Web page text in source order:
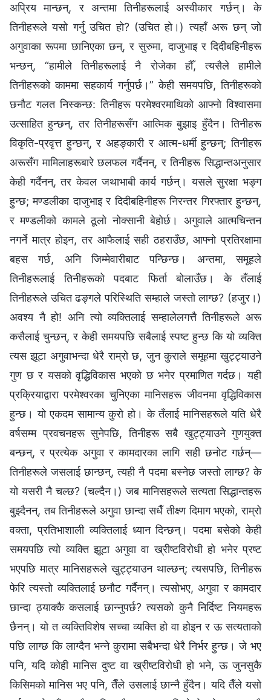
अप्रिय मान्छन्, र अन्तमा तिनीहरूलाई अस्वीकार गर्छन्। के
तिनीहरूले यसो गर्नु उचित हो? (उचित हो।) त्यहाँ अरू छन् जो
अगुवाका रूपमा छानिएका छन्, र सुरुमा, दाजुभाइ र दिदीबहिनीहरू
भन्छन्, “हामीले तिनीहरूलाई नै रोजेका हौँ, त्यसैले हामीले
तिनीहरूको काममा सहकार्य गर्नुपर्छ।” केही समयपछि, तिनीहरूको
छनौट गलत निस्कन्छ: तिनीहरू परमेश्‍वरमाथिको आफ्नो विश्‍वासमा
उत्साहित हुन्छन्, तर तिनीहरूसँग आत्मिक बुझाइ हुँदैन। तिनीहरू
विकृति-प्रवृत्त हुन्छन्, र अहङ्कारी र आत्म-धर्मी हुन्छन्; तिनीहरू
अरूसँग मामिलाहरूबारे छलफल गर्दैनन्, र तिनीहरू सिद्धान्तअनुसार
केही गर्दैनन्, तर केवल जथाभाबी कार्य गर्छन्। यसले सुरक्षा भङ्ग
हुन्छ; मण्डलीका दाजुभाइ र दिदीबहिनीहरू निरन्तर गिरफ्तार हुन्छन्,
र मण्डलीको कामले ठूलो नोक्सानी बेहोर्छ। अगुवाले आत्मचिन्तन
नगर्ने मात्र होइन, तर आफैलाई सही ठहराउँछ, आफ्नो प्रतिरक्षामा
बहस गर्छ, अनि जिम्मेवारीबाट पन्छिन्छ। अन्तमा, समूहले
तिनीहरूलाई तिनीहरूको पदबाट फिर्ता बोलाउँछ। के तँलाई
तिनीहरूले उचित ढङ्गले परिस्थिति सम्हाले जस्तो लाग्छ? (हजुर।)
अवश्य नै हो! अनि त्यो व्यक्तिलाई सम्हालेलगत्तै तिनीहरूले अरू
कसैलाई चुन्छन्, र केही समयपछि सबैलाई स्पष्ट हुन्छ कि यो व्यक्ति
त्यस झूटा अगुवाभन्दा धेरै राम्रो छ, जुन कुराले समूहमा खुट्ट्याउने
गुण छ र यसको वृद्धिविकास भएको छ भनेर प्रमाणित गर्दछ। यही
प्रक्रियाद्वारा परमेश्‍वरका चुनिएका मानिसहरू जीवनमा वृद्धिविकास
हुन्छ। यो एकदम सामान्य कुरो हो। के तँलाई मानिसहरूले यति धेरै
वर्षसम्म प्रवचनहरू सुनेपछि, तिनीहरू सबै खुट्ट्याउने गुणयुक्त
बन्छन्, र प्रत्येक अगुवा र कामदारका लागि सही छनोट गर्छन्—
तिनीहरूले जसलाई छान्छन्, त्यही नै पदमा बस्नेछ जस्तो लाग्छ? के
यो यसरी नै चल्छ? (चल्दैन।) जब मानिसहरूले सत्यता सिद्धान्तहरू
बुझ्दैनन्, तब तिनीहरूले अगुवा छान्दा सधैँ तीक्ष्ण दिमाग भएको, राम्रो
वक्ता, प्रतिभाशाली व्यक्तिलाई ध्यान दिन्छन्। पदमा बसेको केही
समयपछि त्यो व्यक्ति झूटा अगुवा वा ख्रीष्टविरोधी हो भनेर प्रष्ट
भएपछि मात्र मानिसहरूले खुट्ट्याउन थाल्छन्; त्यसपछि, तिनीहरू
फेरि त्यस्तो व्यक्तिलाई छनौट गर्दैनन्। त्यसोभए, अगुवा र कामदार
छान्दा ठ्याक्कै कसलाई छान्नुपर्छ? त्यसको कुनै निर्दिष्ट नियमहरू
छैनन्। यो त व्यक्तिविशेष सच्चा व्यक्ति हो वा होइन र ऊ सत्यताको
पछि लाग्छ कि लाग्दैन भन्‍ने कुरामा सबैभन्दा धेरै निर्भर हुन्छ। जे भए
पनि, यदि कोही मानिस दुष्ट वा ख्रीष्टविरोधी हो भने, ऊ जुनसुकै
किसिमको मानिस भए पनि, तैँले उसलाई छान्‍नै हुँदैन। यदि तैँले यसो